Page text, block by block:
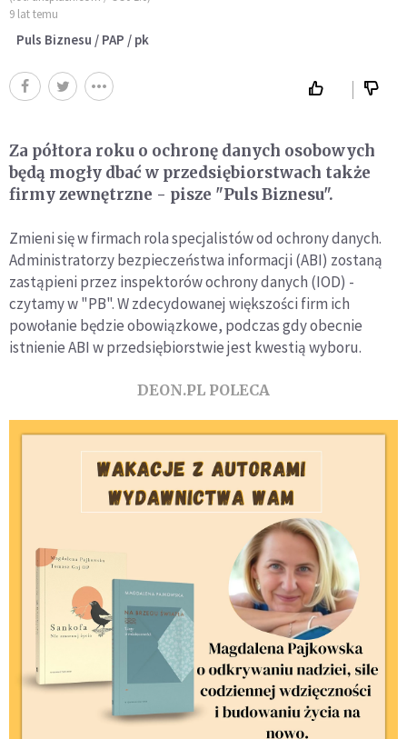
9 lat temu
Puls Biznesu / PAP / pk
Za półtora roku o ochronę danych osobowych
będą mogły dbać w przedsiębiorstwach także
firmy zewnętrzne - pisze "Puls Biznesu".
Zmieni się w firmach rola specjalistów od ochrony danych.
Administratorzy bezpieczeństwa informacji (ABI) zostaną
zastąpieni przez inspektorów ochrony danych (IOD) -
czytamy w "PB". W zdecydowanej większości firm ich
powołanie będzie obowiązkowe, podczas gdy obecnie
istnienie ABI w przedsiębiorstwie jest kwestią wyboru.
DEON.PL POLECA